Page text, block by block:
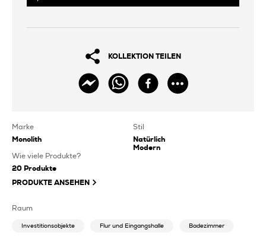
KOLLEKTION TEILEN
Marke
Monolith
Stil
Natürlich
Modern
Wie viele Produkte?
20 Produkte
PRODUKTE ANSEHEN
Raum
Investitionsobjekte Flur und Eingangshalle Badezimmer